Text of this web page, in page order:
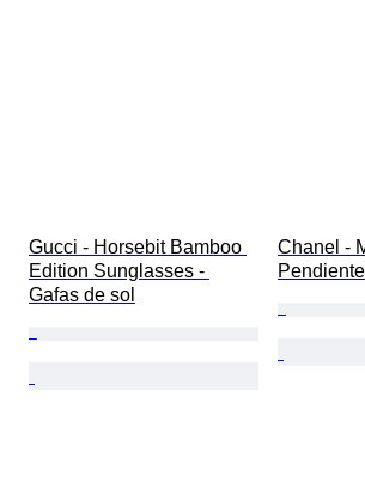
Gucci - Horsebit Bamboo
Edition Sunglasses -
Gafas de sol
Chanel -